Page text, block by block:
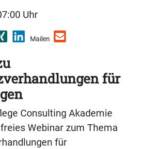
Uhr
Mailen
für
Consulting Akademie
Webinar zum Thema
für